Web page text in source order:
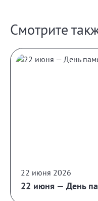
Смотрите
22 июня 2026
22 июня — День